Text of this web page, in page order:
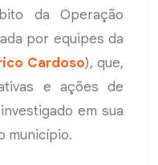
da Operação
por equipes da
Cardoso), que,
e ações de
em sua
município.